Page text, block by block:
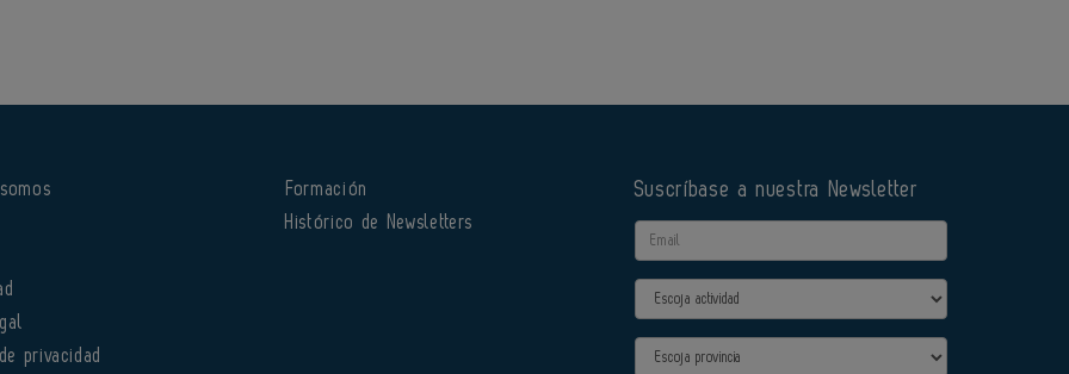
privacidad
Formación
Histórico de Newsletters
Suscríbase a nuestra Newsletter
Email
Actividad
Provincia